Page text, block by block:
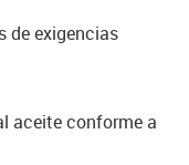
de exigencias
aceite conforme a